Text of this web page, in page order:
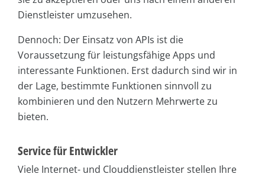
Dienstleister umzusehen.
Dennoch: Der Einsatz von APIs ist die
Voraussetzung für leistungsfähige Apps und
interessante Funktionen. Erst dadurch sind wir in
der Lage, bestimmte Funktionen sinnvoll zu
kombinieren und den Nutzern Mehrwerte zu
bieten.
Service für Entwickler
Viele Internet- und Clouddienstleister stellen Ihre